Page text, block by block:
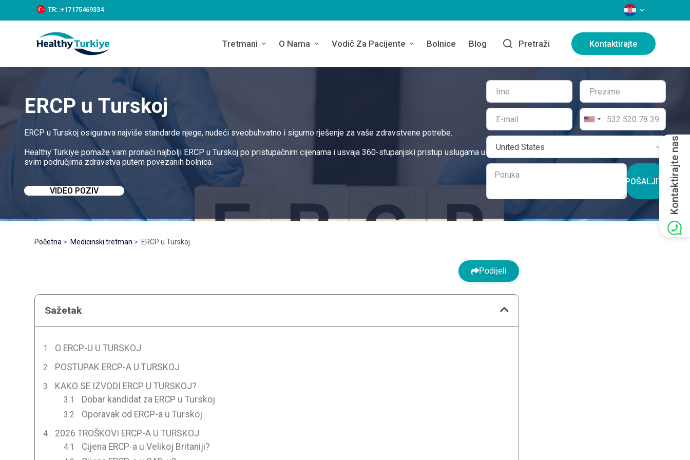
k
c
TR: :+‪17175469334‬ JEZICI
Tretmani O Nama Vodič Za Pacijente Bolnice Blog Pretraži Kontaktirajte
ERCP u Turskoj
ERCP u Turskoj osigurava najviše standarde njege, nudeći sveobuhvatno i sigurno rješenje za vaše zdravstvene potrebe.
Healthy Türkiye pomaže vam pronaći najbolji ERCP u Turskoj po pristupačnim cijenama i usvaja 360-stupanjski pristup uslugama u
svim područjima zdravstva putem povezanih bolnica.
VIDEO POZIV
POŠALJITE
Početna Medicinski tretman ERCP u Turskoj
Podijeli
Sažetak
O ERCP-U U TURSKOJ
POSTUPAK ERCP-A U TURSKOJ
KAKO SE IZVODI ERCP U TURSKOJ?
Dobar kandidat za ERCP u Turskoj
Oporavak od ERCP-a u Turskoj
2026 TROŠKOVI ERCP-A U TURSKOJ
Cijena ERCP-a u Velikoj Britaniji?
Kontaktirajte nas